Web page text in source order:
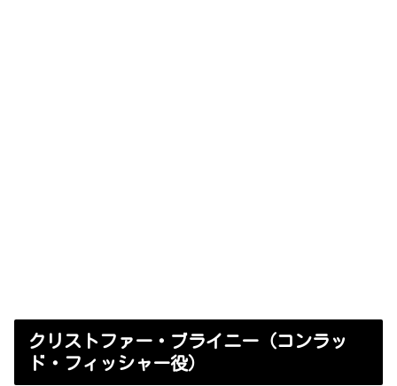
クリストファー・ブライニー（コンラッ
ド・フィッシャー役）